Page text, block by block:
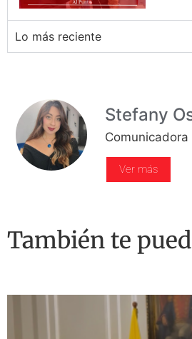
Lo más reciente
Stefany
Ver más
También te